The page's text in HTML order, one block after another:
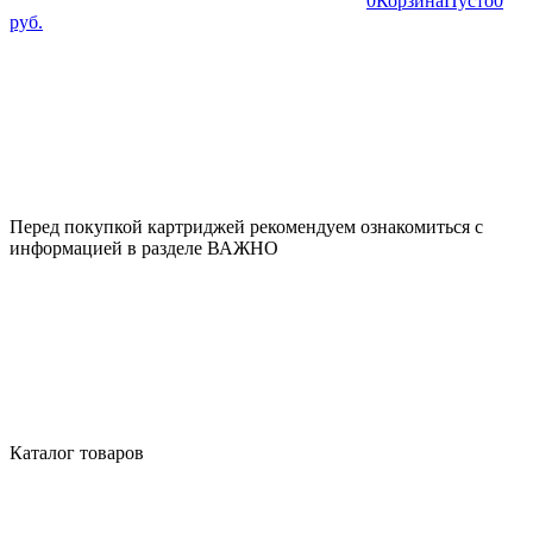
руб.
Перед покупкой картриджей рекомендуем ознакомиться с
информацией в разделе ВАЖНО
Каталог товаров